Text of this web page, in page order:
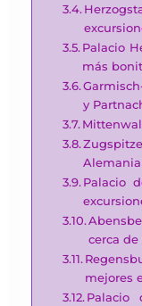
Palacio
más
y
Alemania
Palacio
cerca
mejores
Palacio